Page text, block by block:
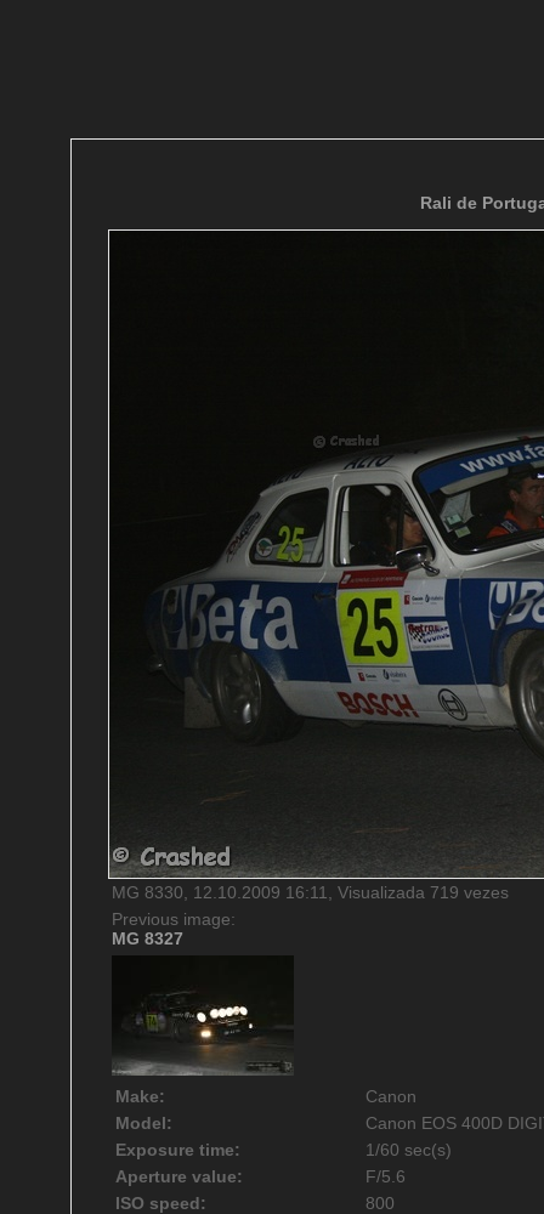
Rali de
MG 8330, 12.10.2009 16:11, Visualizada 719 vezes
Previous image:
MG 8327
Make:
Canon
Model:
Canon EOS 400D
Exposure time:
1/60 sec(s)
Aperture value:
F/5.6
ISO speed:
800